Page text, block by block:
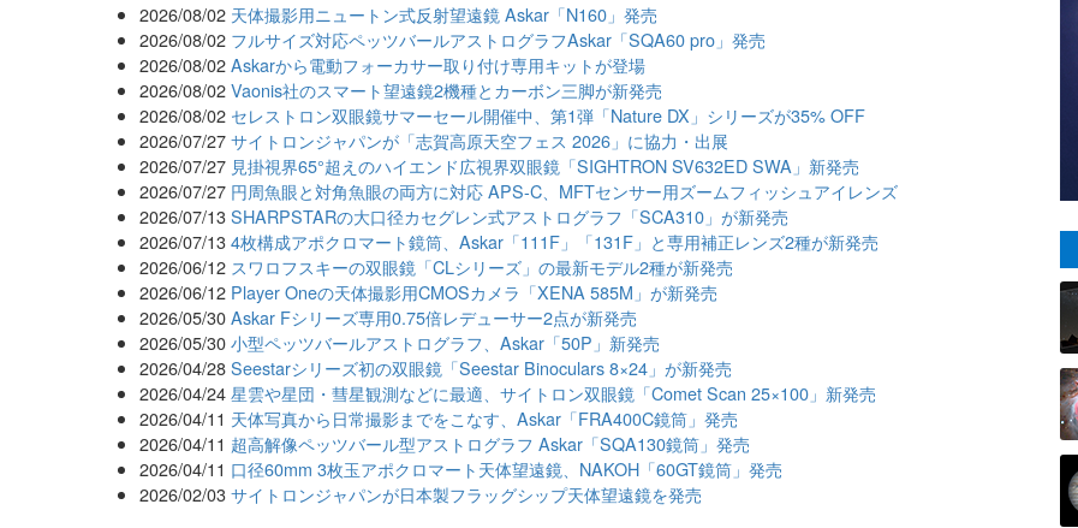
2026/08/02 天体撮影用ニュートン式反射望遠鏡 Askar「N160」発売
2026/08/02 フルサイズ対応ペッツバールアストログラフAskar「SQA60 pro」発売
2026/08/02 Askarから電動フォーカサー取り付け専用キットが登場
2026/08/02 Vaonis社のスマート望遠鏡2機種とカーボン三脚が新発売
2026/08/02 セレストロン双眼鏡サマーセール開催中、第1弾「Nature DX」シリーズが35% OFF
2026/07/27 サイトロンジャパンが「志賀高原天空フェス 2026」に協力・出展
2026/07/27 見掛視界65°超えのハイエンド広視界双眼鏡「SIGHTRON SV632ED SWA」新発売
2026/07/27 円周魚眼と対角魚眼の両方に対応 APS-C、MFTセンサー用ズームフィッシュアイレンズ
2026/07/13 SHARPSTARの大口径カセグレン式アストログラフ「SCA310」が新発売
2026/07/13 4枚構成アポクロマート鏡筒、Askar「111F」「131F」と専用補正レンズ2種が新発売
2026/06/12 スワロフスキーの双眼鏡「CLシリーズ」の最新モデル2種が新発売
2026/06/12 Player Oneの天体撮影用CMOSカメラ「XENA 585M」が新発売
2026/05/30 Askar Fシリーズ専用0.75倍レデューサー2点が新発売
2026/05/30 小型ペッツバールアストログラフ、Askar「50P」新発売
2026/04/28 Seestarシリーズ初の双眼鏡「Seestar Binoculars 8×24」が新発売
2026/04/24 星雲や星団・彗星観測などに最適、サイトロン双眼鏡「Comet Scan 25×100」新発売
2026/04/11 天体写真から日常撮影までをこなす、Askar「FRA400C鏡筒」発売
2026/04/11 超高解像ペッツバール型アストログラフ Askar「SQA130鏡筒」発売
2026/04/11 口径60mm 3枚玉アポクロマート天体望遠鏡、NAKOH「60GT鏡筒」発売
2026/02/03 サイトロンジャパンが日本製フラッグシップ天体望遠鏡を発売